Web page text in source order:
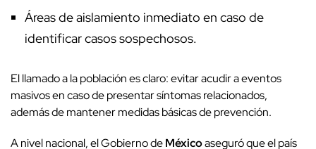
Áreas de aislamiento inmediato en caso de
identificar casos sospechosos.
El llamado a la población es claro: evitar acudir a eventos
masivos en caso de presentar síntomas relacionados,
además de mantener medidas básicas de prevención.
A nivel nacional, el Gobierno deMéxicoaseguró que el país